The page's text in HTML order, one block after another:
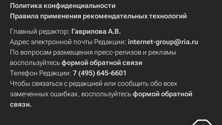
Политика конфиденциальности
Правила применения рекомендательных технологий
Главный редактор: Гаврилова А.В.
Адрес электронной почты Редакции: internet-group@ria.ru
По вопросам размещения пресс-релизов и рекламы
воспользуйтесьформой обратной связи
Телефон Редакции: 7 (495) 645-6601
Чтобы связаться с редакцией или сообщить обо всех
замеченных ошибках, воспользуйтесьформой обратной
связи.